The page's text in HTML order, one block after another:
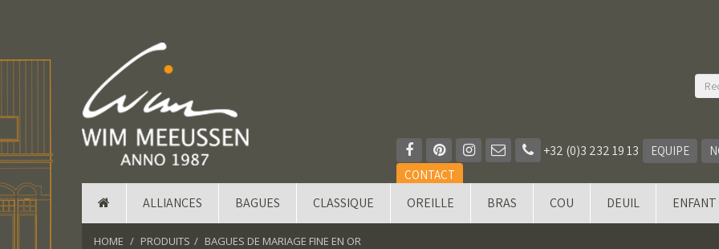
+32 (0)3 232 19 13 EQUIPE
CONTACT
ALLIANCES BAGUES CLASSIQUE OREILLE BRAS COU DEUIL ENFANT
HOME PRODUITS BAGUES DE MARIAGE FINE EN OR